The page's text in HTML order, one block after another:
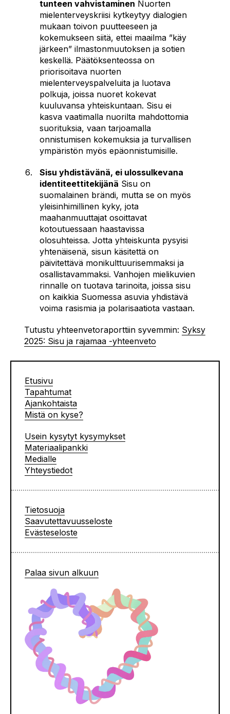
tunteen vahvistaminen Nuorten
mielenterveyskriisi kytkeytyy dialogien
mukaan toivon puutteeseen ja
kokemukseen siitä, ettei maailma ”käy
järkeen” ilmastonmuutoksen ja sotien
keskellä. Päätöksenteossa on
priorisoitava nuorten
mielenterveyspalveluita ja luotava
polkuja, joissa nuoret kokevat
kuuluvansa yhteiskuntaan. Sisu ei
kasva vaatimalla nuorilta mahdottomia
suorituksia, vaan tarjoamalla
onnistumisen kokemuksia ja turvallisen
ympäristön myös epäonnistumisille.
Sisu yhdistävänä, ei ulossulkevana
identiteettitekijänä Sisu on
suomalainen brändi, mutta se on myös
yleisinhimillinen kyky, jota
maahanmuuttajat osoittavat
kotoutuessaan haastavissa
olosuhteissa. Jotta yhteiskunta pysyisi
yhtenäisenä, sisun käsitettä on
päivitettävä monikulttuurisemmaksi ja
osallistavammaksi. Vanhojen mielikuvien
rinnalle on tuotava tarinoita, joissa sisu
on kaikkia Suomessa asuvia yhdistävä
voima rasismia ja polarisaatiota vastaan.
Tutustu yhteenvetoraporttiin syvemmin: Syksy
2025: Sisu ja rajamaa -yhteenveto
Etusivu
Tapahtumat
Ajankohtaista
Mistä on kyse?
Usein kysytyt kysymykset
Materiaalipankki
Medialle
Yhteystiedot
Tietosuoja
Saavutettavuusseloste
Evästeseloste
Palaa sivun alkuun